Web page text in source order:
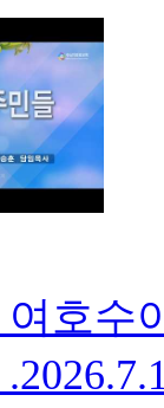
호수